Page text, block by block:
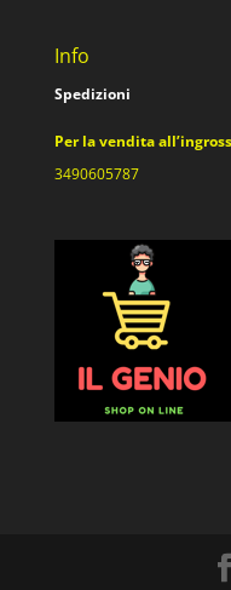
Info
Spedizioni
Per la vendita
3490605787